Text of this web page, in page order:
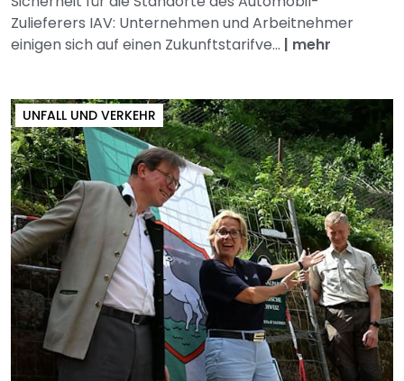
Zulieferers IAV: Unternehmen und Arbeitnehmer
einigen sich auf einen Zukunftstarifve... | mehr
UNFALL UND VERKEHR